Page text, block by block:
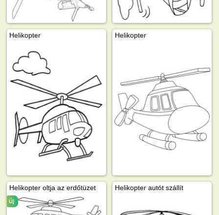
Helikopter Helikopter
Helikopter oltja az erdőtüzet
Új
Helikopter autót szállít